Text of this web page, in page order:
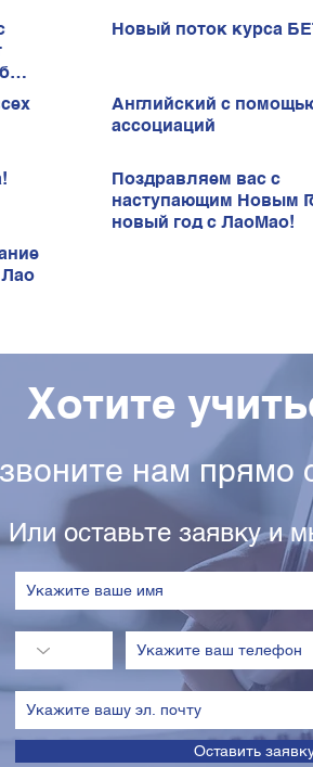
Новый поток курса
Английский с
ассоциаций
Поздравляем вас с
наступающим Новым
новый год с ЛаоМао!
Хотите
нам прямо
Или оставьте заявку и
Оставить